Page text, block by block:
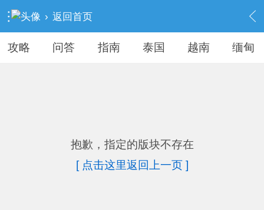
› 返回首页
攻略 问答 指南 泰国 越南 缅甸
抱歉，指定的版块不存在
[ 点击这里返回上一页 ]